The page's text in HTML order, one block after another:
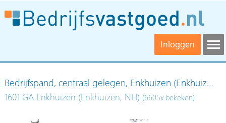
Inloggen
Bedrijfspand, centraal gelegen, Enkhuizen (Enkhuiz…
1601 GA Enkhuizen (Enkhuizen, NH) (6605x bekeken)